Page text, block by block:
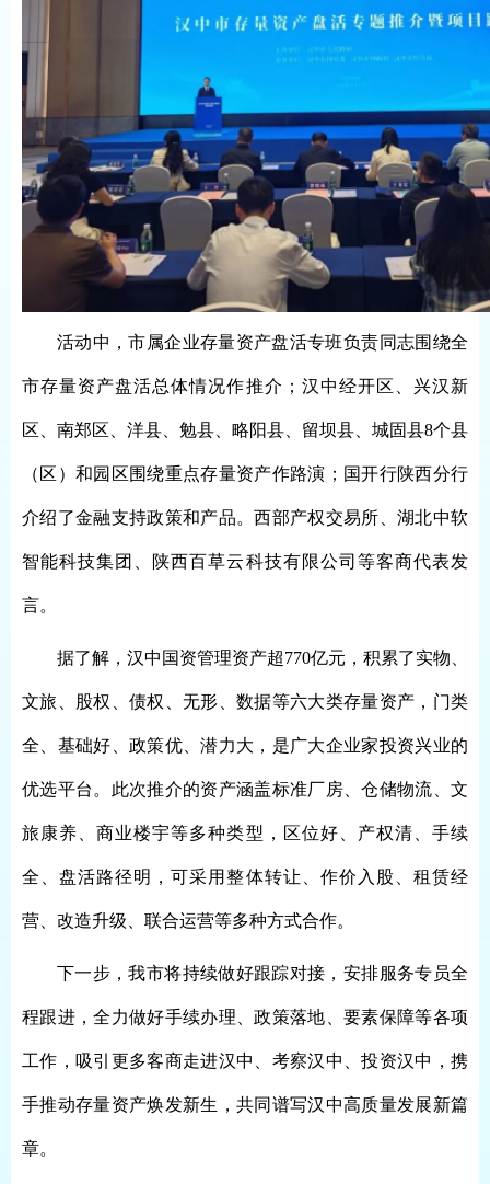
活动中，市属企业存量资产盘活专班负责同志围绕全
市存量资产盘活总体情况作推介；汉中经开区、兴汉新
区、南郑区、洋县、勉县、略阳县、留坝县、城固县8个县
（区）和园区围绕重点存量资产作路演；国开行陕西分行
介绍了金融支持政策和产品。西部产权交易所、湖北中软
智能科技集团、陕西百草云科技有限公司等客商代表发
言。
据了解，汉中国资管理资产超770亿元，积累了实物、
文旅、股权、债权、无形、数据等六大类存量资产，门类
全、基础好、政策优、潜力大，是广大企业家投资兴业的
优选平台。此次推介的资产涵盖标准厂房、仓储物流、文
旅康养、商业楼宇等多种类型，区位好、产权清、手续
全、盘活路径明，可采用整体转让、作价入股、租赁经
营、改造升级、联合运营等多种方式合作。
下一步，我市将持续做好跟踪对接，安排服务专员全
程跟进，全力做好手续办理、政策落地、要素保障等各项
工作，吸引更多客商走进汉中、考察汉中、投资汉中，携
手推动存量资产焕发新生，共同谱写汉中高质量发展新篇
章。